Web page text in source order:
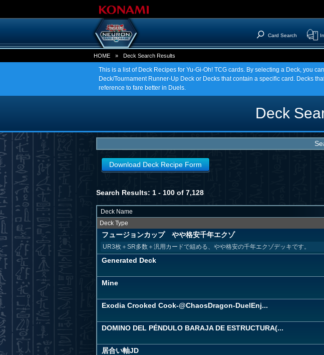
Card Search
HOME » Deck Search Results
This is a list of Deck Recipes for Yu-Gi-Oh! TCG cards. By selecting a Deck, you
Deck/Tournament Runner-Up Deck or Decks that contain a specific card. Decks
reference to fare better in Duels.
Deck
Download Deck Recipe Form
Search Results: 1 - 100 of 7,128
Deck Name
Deck Type
フュージョンカップ やや格安千年エクゾ
UR3枚＋SR多数＋汎用カードで組める、やや格安の千年エクゾデッキです。
Generated Deck
Mine
Exodia Crooked Cook-@ChaosDragon-DuelEnj...
DOMINO DEL PÉNDULO BARAJA DE ESTRUCTURA(...
居合い軸JD